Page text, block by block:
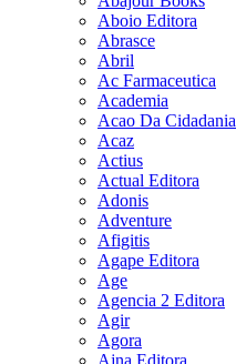
Aboio Editora
Abrasce
Abril
Ac Farmaceutica
Academia
Acao Da Cidadania
Acaz
Actius
Actual Editora
Adonis
Adventure
Afigitis
Agape Editora
Age
Agencia 2 Editora
Agir
Agora
Ajna Editora